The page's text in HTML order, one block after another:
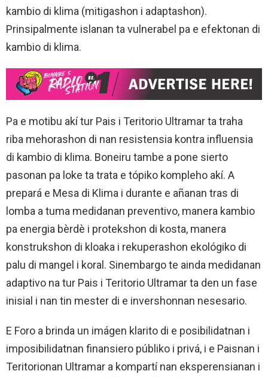
kambio di klima (mitigashon i adaptashon).
Prinsipalmente islanan ta vulnerabel pa e efektonan di
kambio di klima.
Pa e motibu akí tur Pais i Teritorio Ultramar ta traha
riba mehorashon di nan resistensia kontra influensia
di kambio di klima. Boneiru tambe a pone sierto
pasonan pa loke ta trata e tópiko kompleho akí. A
prepará e Mesa di Klima i durante e añanan tras di
lomba a tuma medidanan preventivo, manera kambio
pa energia bèrdè i protekshon di kosta, manera
konstrukshon di kloaka i rekuperashon ekológiko di
palu di mangel i koral. Sinembargo te ainda medidanan
adaptivo na tur Pais i Teritorio Ultramar ta den un fase
inisial i nan tin mester di e invershonnan nesesario.
E Foro a brinda un imágen klarito di e posibilidatnan i
imposibilidatnan finansiero públiko i privá, i e Paisnan i
Teritorionan Ultramar a kompartí nan eksperensianan i